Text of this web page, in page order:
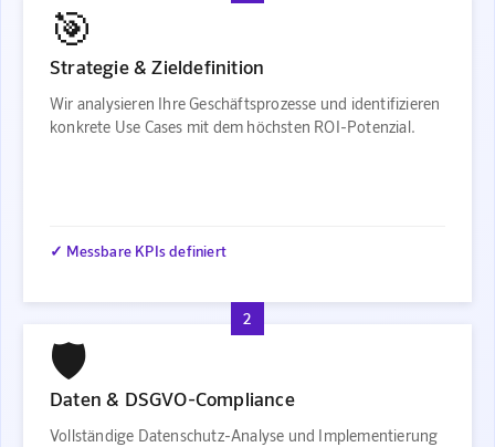
🎯
Strategie & Zieldefinition
Wir analysieren Ihre Geschäftsprozesse und identifizieren
konkrete Use Cases mit dem höchsten ROI-Potenzial.
✓ Messbare KPIs definiert
2
🛡️
Daten & DSGVO-Compliance
Vollständige Datenschutz-Analyse und Implementierung